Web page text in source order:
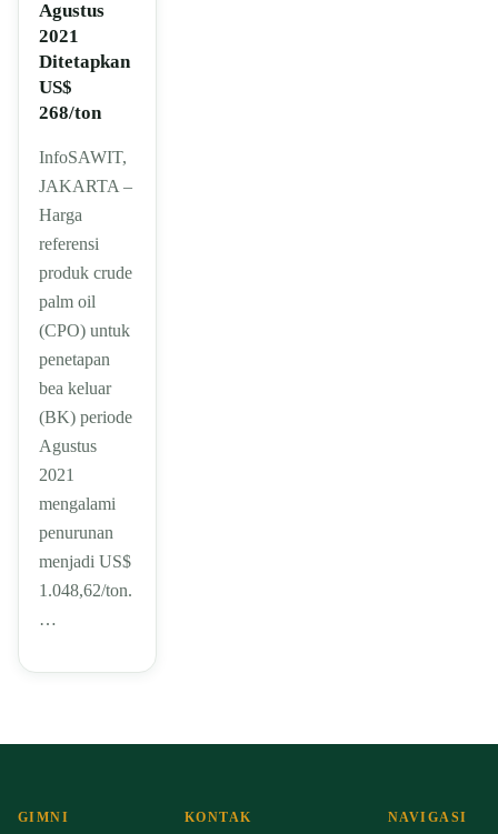
Agustus
2021
Ditetapkan
US$
268/ton
InfoSAWIT,
JAKARTA –
Harga
referensi
produk crude
palm oil
(CPO) untuk
penetapan
bea keluar
(BK) periode
Agustus
2021
mengalami
penurunan
menjadi US$
1.048,62/ton.
…
GIMNI KONTAK NAVIGASI